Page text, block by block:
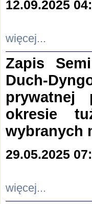
12.09.2025
więcej...
Zapis
Duch-
prywatnej
okresie
wybranych
29.05.2025
więcej...